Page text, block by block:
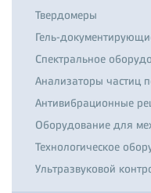
Твердомеры
Гель-
Спектральное
Анализаторы частиц
Антивибрационные
Оборудование для
Технологическое
Ультразвуковой